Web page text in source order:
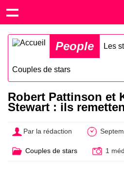
People Les
Couples de stars
Robert Pattinson et
Stewart : ils
Par la rédaction
Couples de stars 1